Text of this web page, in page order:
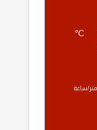
ق
R
℃